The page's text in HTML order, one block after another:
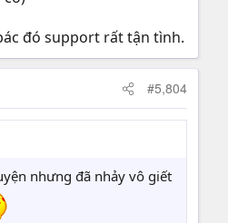
đó support rất tận tình.
#5,804
nhưng đã nhảy vô giết